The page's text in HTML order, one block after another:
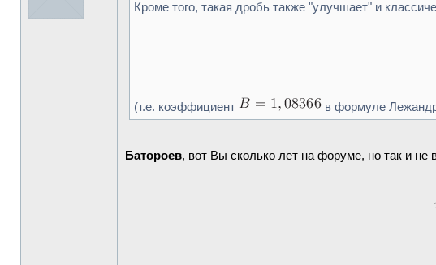
Кроме того, такая дробь также "улучшает" и
(т.е. коэффициент в формуле
Батороев, вот Вы сколько лет на форуме, но так и не